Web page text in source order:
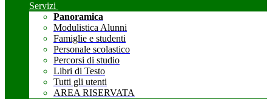
Servizi
Panoramica
Modulistica Alunni
Famiglie e studenti
Personale scolastico
Percorsi di studio
Libri di Testo
Tutti gli utenti
AREA RISERVATA